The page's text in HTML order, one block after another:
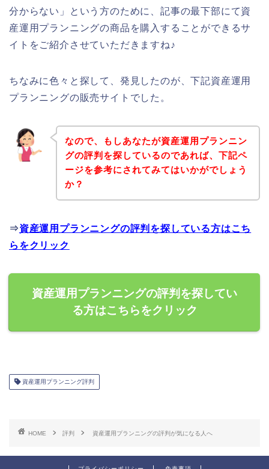
分からない」という方のために、記事の最下部にて資
産運用プランニングの商品を購入することができるサ
イトをご紹介させていただきますね♪
ちなみに色々と探して、発見したのが、下記資産運用
プランニングの販売サイトでした。
なので、もしあなたが資産運用プランニン
グの評判を探しているのであれば、下記ペ
ージを参考にされてみてはいかがでしょう
か？
⇒資産運用プランニングの評判を探している方はこち
らをクリック
資産運用プランニングの評判を探してい
る方はこちらをクリック
資産運用プランニング評判
HOME 評判 資産運用プランニングの評判が気になる人へ